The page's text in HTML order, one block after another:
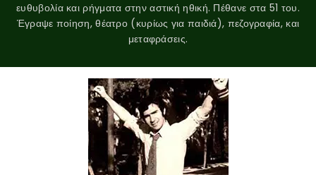
ευθυβολία και ρήγματα στην αστική ηθική. Πέθανε στα 51 του.
Έγραψε ποίηση, θέατρο (κυρίως για παιδιά), πεζογραφία, και
μεταφράσεις.